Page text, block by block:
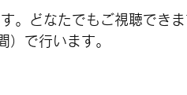
。どなたでもご視聴できま
）で行います。